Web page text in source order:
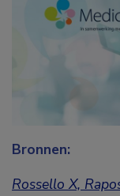
Bronnen:
Rossello X,